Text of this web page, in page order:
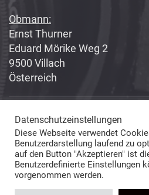
Obmann:
Ernst Thurner
Eduard Mörike Weg 2
9500 Villach
Österreich
Copyright 2017-2018Fabian Geissler
und Film- und Videoklub Villach (Inhalte)
Datenschutzeinstellungen
Diese Webseite verwendet
Benutzerdarstellung laufend zu
auf den Button "Akzeptieren" ist
Benutzerdefinierte Einstellungen
vorgenommen werden.